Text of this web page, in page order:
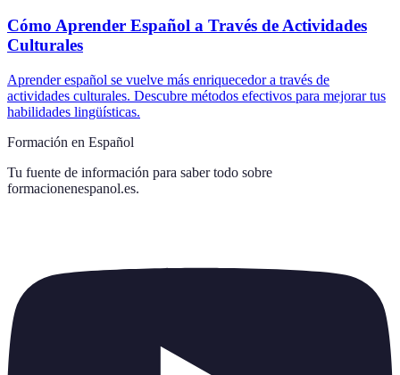
Cómo Aprender Español a Través de Actividades
Culturales
Aprender español se vuelve más enriquecedor a través de
actividades culturales. Descubre métodos efectivos para mejorar tus
habilidades lingüísticas.
Formación en Español
Tu fuente de información para saber todo sobre
formacionenespanol.es.